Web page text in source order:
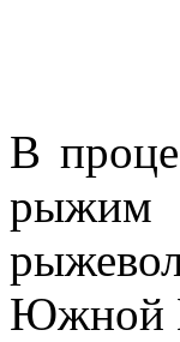
В
рыжим
Южной